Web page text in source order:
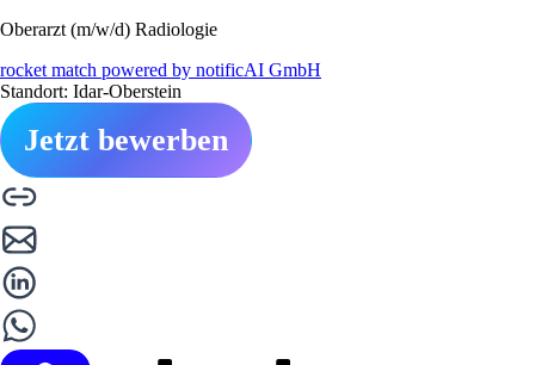
Oberarzt (m/w/d) Radiologie
rocket match powered by notificAI GmbH
Standort: Idar-Oberstein
Jetzt bewerben